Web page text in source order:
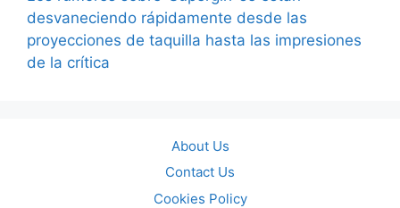
desvaneciendo rápidamente desde las
proyecciones de taquilla hasta las impresiones
de la crítica
About Us
Contact Us
Cookies Policy